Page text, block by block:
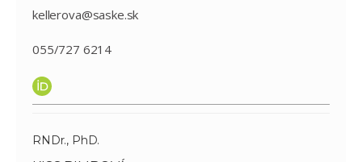
kellerova@saske.sk
055/727 6214
RNDr., PhD.